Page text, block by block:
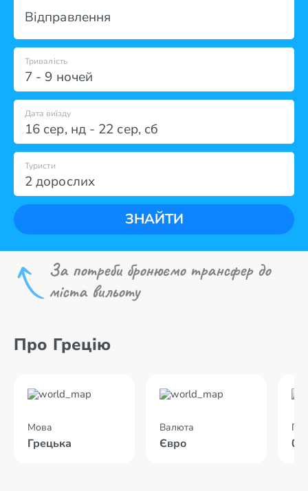
Відправлення
7 - 9 ночей
Тривалість
Дата виїзду
16 сер, нд- 22 сер, сб
2 дорослих
Туристи
ЗНАЙТИ
За потреби бронюємо трансфер до
міста вильоту
Про Грецію
Мова
Грецька
Валюта
Євро